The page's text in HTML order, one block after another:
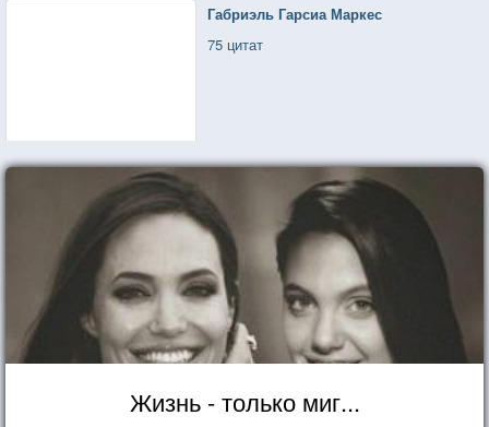
Габриэль Гарсиа Маркес
75 цитат
Жизнь - только миг...